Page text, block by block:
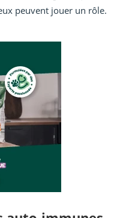
peuvent jouer un rôle.